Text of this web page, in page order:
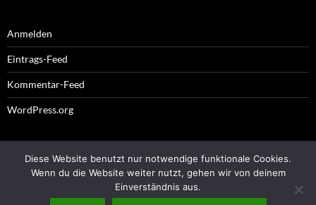
Anmelden
Eintrags-Feed
Kommentar-Feed
WordPress.org
Impressum
Diese Website benutzt nur notwendige funktionale Cookies.
Wenn du die Website weiter nutzt, gehen wir von deinem
Einverständnis aus.